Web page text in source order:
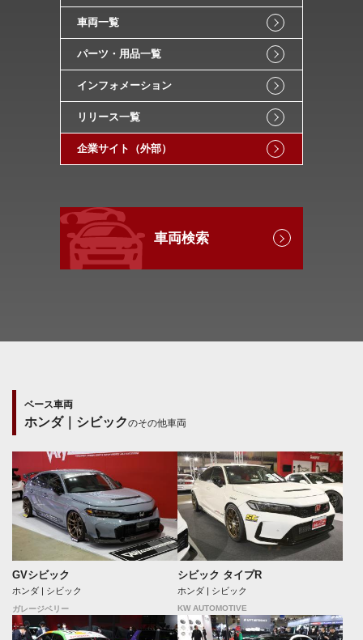
車両一覧
パーツ・用品一覧
インフォメーション
リリース一覧
企業サイト（外部）
車両検索
ベース車両
ホンダ｜シビックのその他車両
GVシビック
ホンダ | シビック
ガレージベリー
シビック タイプR
ホンダ | シビック
KW AUTOMOTIVE